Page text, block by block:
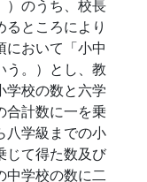
）のうち、校長
ところにより
において「小中
う。）とし、教
学校の数と六学
合計数に一を乗
八学級までの小
じて得た数及び
中学校の数に二